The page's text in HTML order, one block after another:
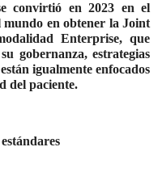
convirtió en 2023 en el
en obtener la Joint
Enterprise, que
gobernanza, estrategias
igualmente enfocados
del paciente.